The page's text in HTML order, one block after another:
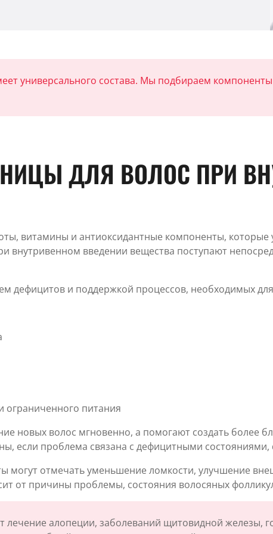
универсального состава. Мы подбираем
ДЛЯ ВОЛОС ПРИ
витамины и антиоксидантные компоненты, которые
введении вещества поступают
дефицитов и поддержкой процессов, необходимых
ограниченного питания
новых волос мгновенно, а помогают создать более
если проблема связана с дефицитными состояниями,
могут отмечать уменьшение ломкости, улучшение
от причины проблемы, состояния волосяных
алопеции, заболеваний щитовидной железы,